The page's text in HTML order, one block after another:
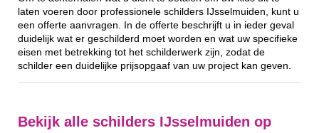
laten voeren door professionele schilders IJsselmuiden, kunt u
een offerte aanvragen. In de offerte beschrijft u in ieder geval
duidelijk wat er geschilderd moet worden en wat uw specifieke
eisen met betrekking tot het schilderwerk zijn, zodat de
schilder een duidelijke prijsopgaaf van uw project kan geven.
Bekijk alle schilders IJsselmuiden op